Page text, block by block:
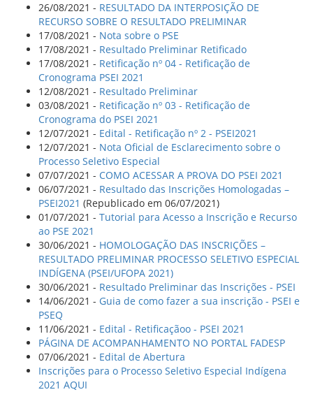
26/08/2021 - RESULTADO DA INTERPOSIÇÃO DE
RECURSO SOBRE O RESULTADO PRELIMINAR
17/08/2021 - Nota sobre o PSE
17/08/2021 - Resultado Preliminar Retificado
17/08/2021 - Retificação nº 04 - Retificação de
Cronograma PSEI 2021
12/08/2021 - Resultado Preliminar
03/08/2021 - Retificação nº 03 - Retificação de
Cronograma do PSEI 2021
12/07/2021 - Edital - Retificação nº 2 - PSEI2021
12/07/2021 - Nota Oficial de Esclarecimento sobre o
Processo Seletivo Especial
07/07/2021 - COMO ACESSAR A PROVA DO PSEI 2021
06/07/2021 - Resultado das Inscrições Homologadas –
PSEI2021 (Republicado em 06/07/2021)
01/07/2021 - Tutorial para Acesso a Inscrição e Recurso
ao PSE 2021
30/06/2021 - HOMOLOGAÇÃO DAS INSCRIÇÕES –
RESULTADO PRELIMINAR PROCESSO SELETIVO ESPECIAL
INDÍGENA (PSEI/UFOPA 2021)
30/06/2021 - Resultado Preliminar das Inscrições - PSEI
14/06/2021 - Guia de como fazer a sua inscrição - PSEI e
PSEQ
11/06/2021 - Edital - Retificaçãoo - PSEI 2021
PÁGINA DE ACOMPANHAMENTO NO PORTAL FADESP
07/06/2021 - Edital de Abertura
Inscrições para o Processo Seletivo Especial Indígena
2021 AQUI